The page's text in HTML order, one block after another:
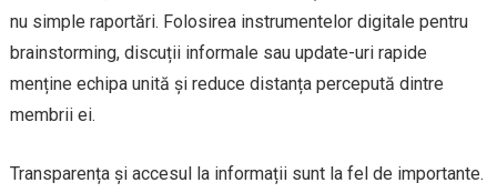
nu simple raportări. Folosirea instrumentelor digitale pentru
brainstorming, discuții informale sau update-uri rapide
menține echipa unită și reduce distanța percepută dintre
membrii ei.
Transparența și accesul la informații sunt la fel de importante.